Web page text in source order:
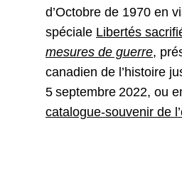
d’Octobre de 1970 en
spéciale Libertés
mesures de guerre,
canadien de l’histoire
5 septembre 2022, ou
catalogue-souvenir de